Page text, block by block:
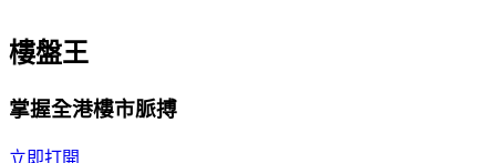
樓盤王
掌握全港樓市脈搏
立即打開